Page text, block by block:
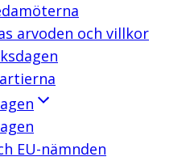
arvoden och villkor
EU-nämnden